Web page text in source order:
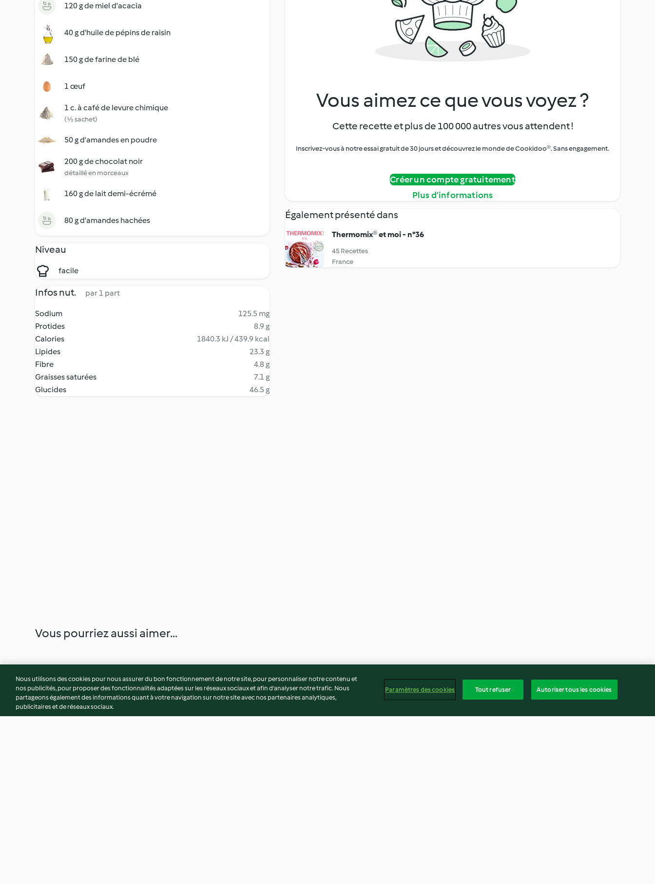
120 g de miel d'acacia
40 g d'huile de pépins de raisin
150 g de farine de blé
1 œuf
1 c. à café de levure chimique
(½ sachet)
50 g d'amandes en poudre
200 g de chocolat noir
détaillé en morceaux
160 g de lait demi-écrémé
80 g d'amandes hachées
Niveau
facile
Infos nut. par 1 part
Sodium
125.5 mg
Protides
8.9 g
Calories
1840.3 kJ / 439.9 kcal
Lipides
23.3 g
Fibre
4.8 g
Graisses saturées
7.1 g
Glucides
46.5 g
Vous aimez ce que vous voyez ?
Cette recette et plus de 100 000 autres vous attendent !
Inscrivez-vous à notre essai gratuit de 30 jours et découvrez le monde de Cookidoo®. Sans engagement.
Créer un compte gratuitement
Plus d’informations
Également présenté dans
Thermomix® et moi - n°36
45 Recettes
France
Vous pourriez aussi aimer...
Nous utilisons des cookies pour nous assurer du bon fonctionnement de notre site, pour personnaliser notre contenu et
nos publicités, pour proposer des fonctionnalités adaptées sur les réseaux sociaux et afin d’analyser notre trafic. Nous
partageons également des informations quant à votre navigation sur notre site avec nos partenaires analytiques,
publicitaires et de réseaux sociaux.
Paramètres des cookies Tout refuser Autoriser tous les cookies